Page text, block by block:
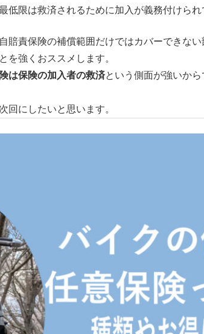
限は救済されるために加入が義務付けられ
責保険の補償範囲だけではカバーできな
を強くおススメします。
は保険の加入者の救済という側面が強いから
回にしたいと思います。